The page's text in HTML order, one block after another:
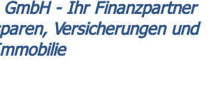
GmbH - Ihr Finanzpartner
Versicherungen und